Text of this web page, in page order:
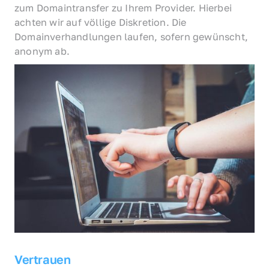
zum Domaintransfer zu Ihrem Provider. Hierbei
achten wir auf völlige Diskretion. Die
Domainverhandlungen laufen, sofern gewünscht,
anonym ab.
Vertrauen